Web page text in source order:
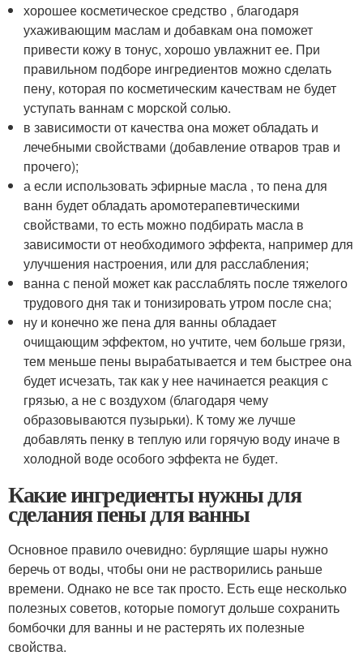
хорошее косметическое средство , благодаря
ухаживающим маслам и добавкам она поможет
привести кожу в тонус, хорошо увлажнит ее. При
правильном подборе ингредиентов можно сделать
пену, которая по косметическим качествам не будет
уступать ваннам с морской солью.
в зависимости от качества она может обладать и
лечебными свойствами (добавление отваров трав и
прочего);
а если использовать эфирные масла , то пена для
ванн будет обладать аромотерапевтическими
свойствами, то есть можно подбирать масла в
зависимости от необходимого эффекта, например для
улучшения настроения, или для расслабления;
ванна с пеной может как расслаблять после тяжелого
трудового дня так и тонизировать утром после сна;
ну и конечно же пена для ванны обладает
очищающим эффектом, но учтите, чем больше грязи,
тем меньше пены вырабатывается и тем быстрее она
будет исчезать, так как у нее начинается реакция с
грязью, а не с воздухом (благодаря чему
образовываются пузырьки). К тому же лучше
добавлять пенку в теплую или горячую воду иначе в
холодной воде особого эффекта не будет.
Какие ингредиенты нужны для
сделания пены для ванны
Основное правило очевидно: бурлящие шары нужно
беречь от воды, чтобы они не растворились раньше
времени. Однако не все так просто. Есть еще несколько
полезных советов, которые помогут дольше сохранить
бомбочки для ванны и не растерять их полезные
свойства.